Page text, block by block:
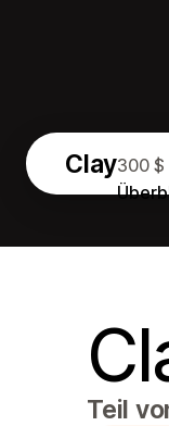
Clay300 $
Teil